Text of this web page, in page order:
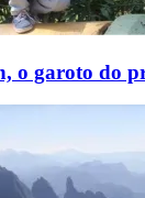
o garoto do